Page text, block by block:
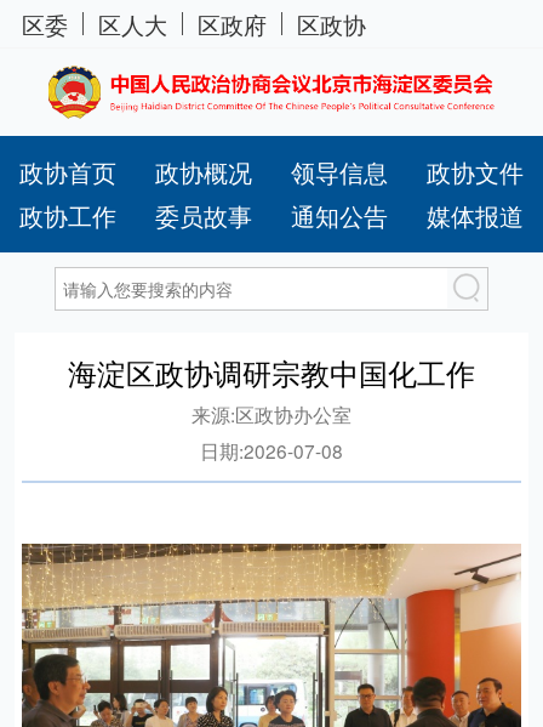
区委 区人大 区政府 区政协
政协首页 政协概况 领导信息
政协文件
政协工作
委员故事 通知公告 媒体报道
海淀区政协调研宗教中国化工作
来源:区政协办公室
日期:2026-07-08